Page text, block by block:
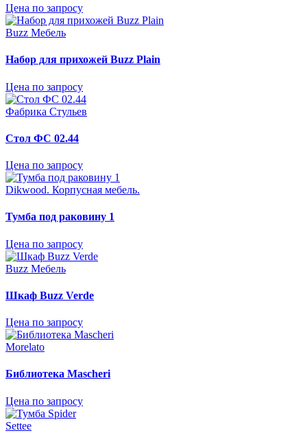
Цена по запросу
Buzz Мебель
Набор для прихожей Buzz Plain
Цена по запросу
Фабрика Стульев
Стол ФС 02.44
Цена по запросу
Dikwood. Корпусная мебель.
Тумба под раковину 1
Цена по запросу
Buzz Мебель
Шкаф Buzz Verde
Цена по запросу
Morelato
Библиотека Mascheri
Цена по запросу
Settee